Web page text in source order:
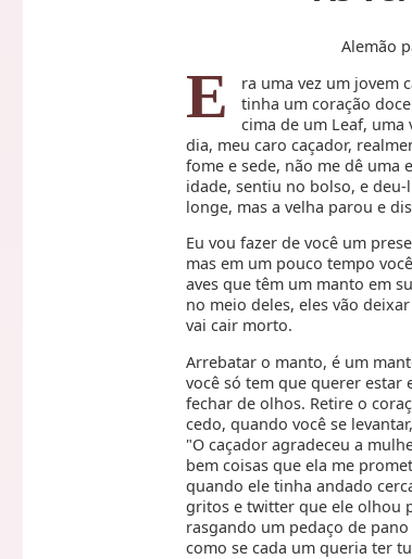
Alemão
E
ra uma vez um jovem
tinha um coração
cima de um Leaf, uma
dia, meu caro caçador,
fome e sede, não me dê uma
idade, sentiu no bolso, e
longe, mas a velha parou e
Eu vou fazer de você um
mas em um pouco tempo
aves que têm um manto em
no meio deles, eles vão
vai cair morto.
Arrebatar o manto, é um
você só tem que querer estar
fechar de olhos. Retire o
cedo, quando você se
"O caçador agradeceu a
bem coisas que ela me
quando ele tinha andado
gritos e twitter que ele olhou
rasgando um pedaço de
como se cada um queria ter